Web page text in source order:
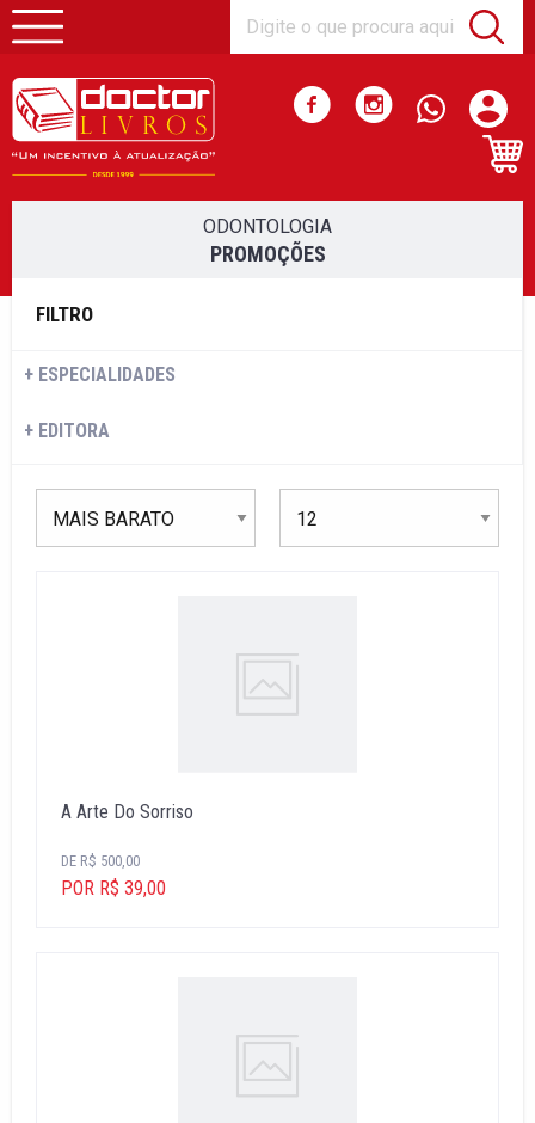
ODONTOLOGIA
PROMOÇÕES
FILTRO
ESPECIALIDADES
EDITORA
A Arte Do Sorriso
DE R$ 500,00
POR R$ 39,00